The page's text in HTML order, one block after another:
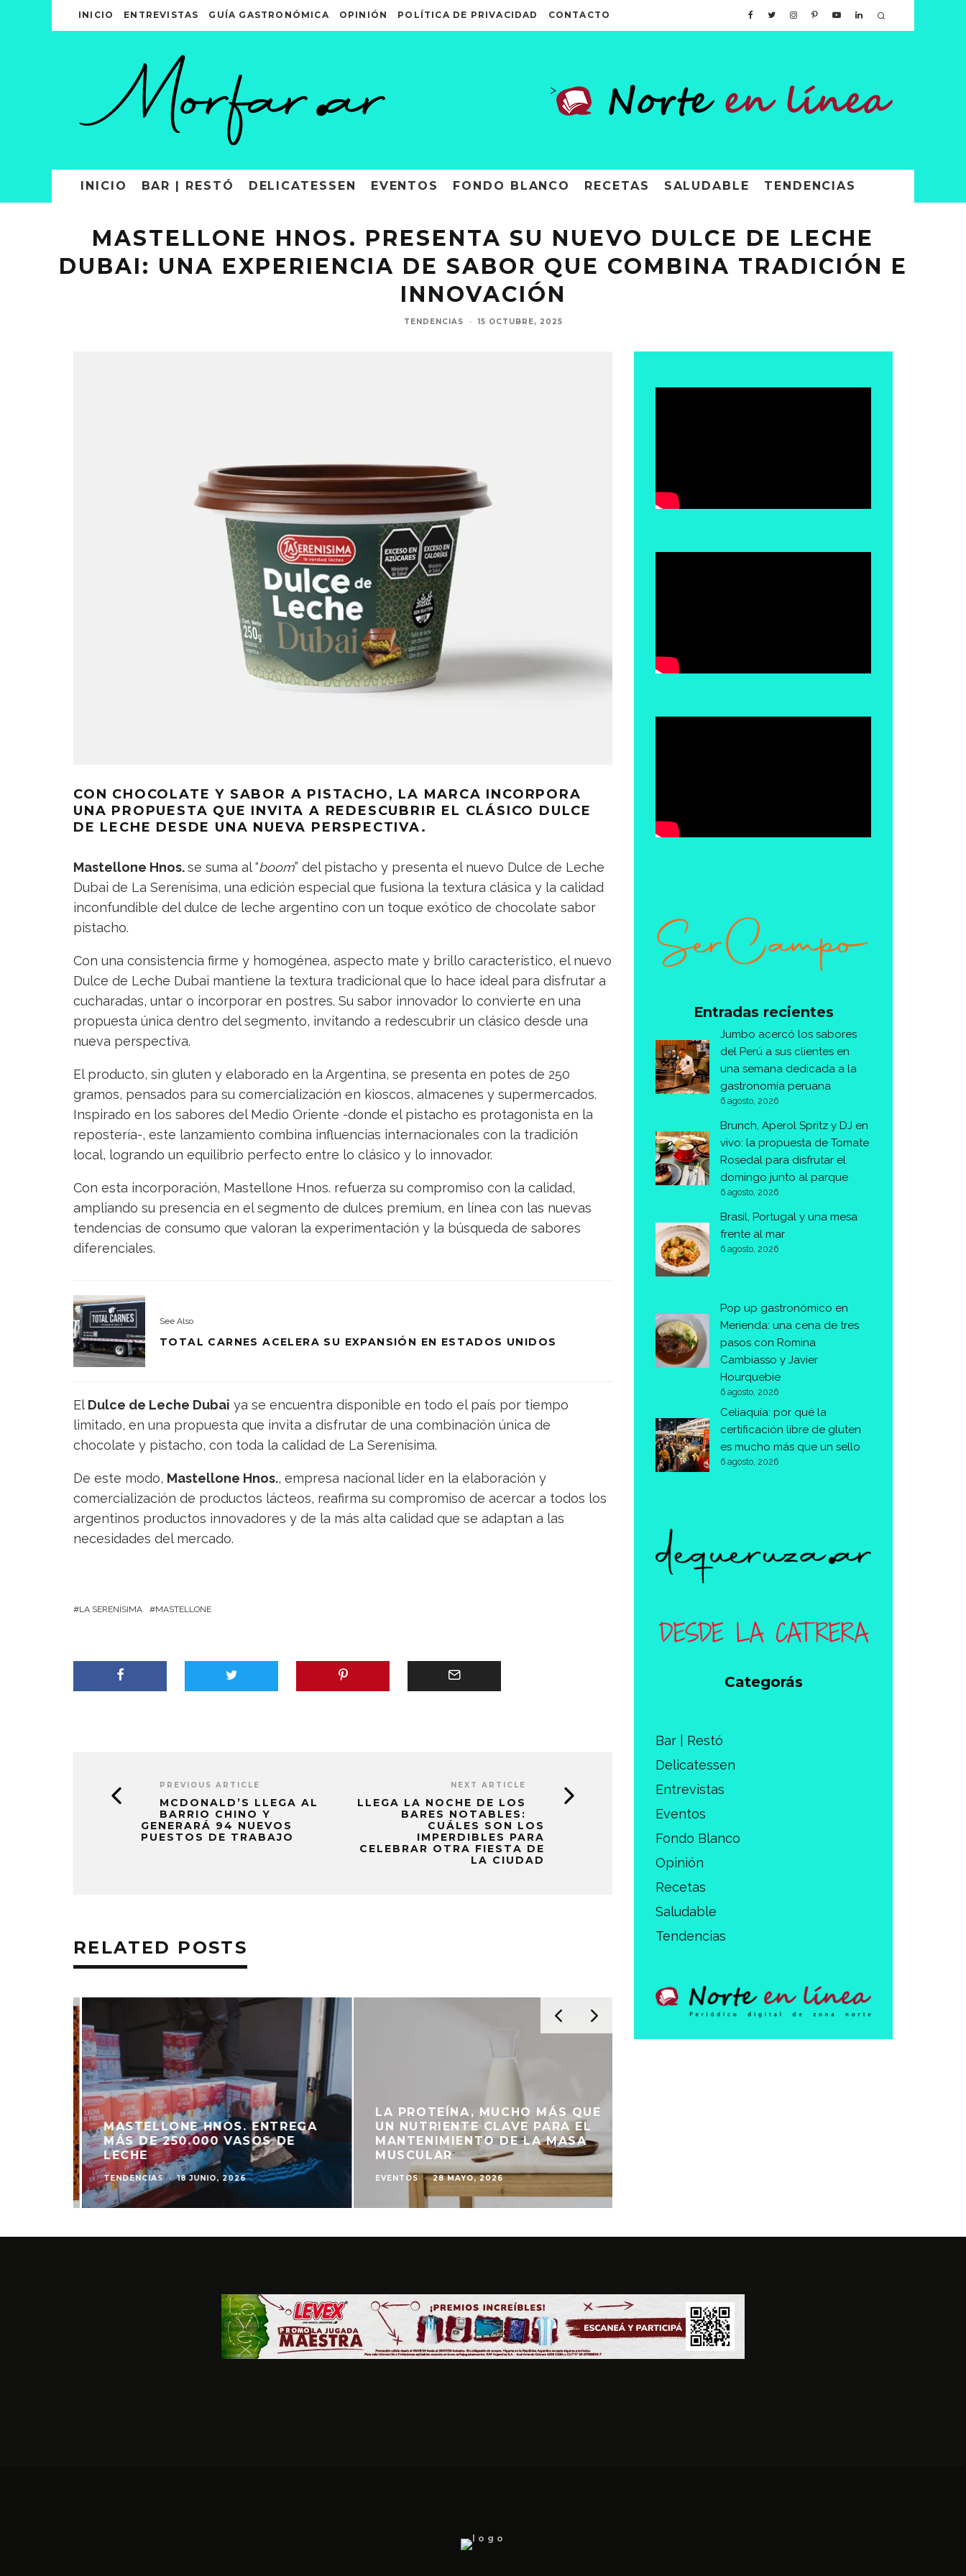
INICIO ENTREVISTAS GUÍA GASTRONÓMICA OPINIÓN POLÍTICA DE PRIVACIDAD CONTACTO
>
INICIO BAR | RESTÓ DELICATESSEN EVENTOS FONDO BLANCO RECETAS SALUDABLE TENDENCIAS
MASTELLONE HNOS. PRESENTA SU NUEVO DULCE DE LECHE
DUBAI: UNA EXPERIENCIA DE SABOR QUE COMBINA TRADICIÓN E
INNOVACIÓN
TENDENCIAS · 15 OCTUBRE, 2025
CON CHOCOLATE Y SABOR A PISTACHO, LA MARCA INCORPORA
UNA PROPUESTA QUE INVITA A REDESCUBRIR EL CLÁSICO DULCE
DE LECHE DESDE UNA NUEVA PERSPECTIVA.
Mastellone Hnos.se suma al “boom” del pistacho y presenta el nuevo Dulce de Leche
Dubai de La Serenísima, una edición especial que fusiona la textura clásica y la calidad
inconfundible del dulce de leche argentino con un toque exótico de chocolate sabor
pistacho.
Con una consistencia firme y homogénea, aspecto mate y brillo característico, el nuevo
Dulce de Leche Dubai mantiene la textura tradicional que lo hace ideal para disfrutar a
cucharadas, untar o incorporar en postres. Su sabor innovador lo convierte en una
propuesta única dentro del segmento, invitando a redescubrir un clásico desde una
nueva perspectiva.
El producto, sin gluten y elaborado en la Argentina, se presenta en potes de 250
gramos, pensados para su comercialización en kioscos, almacenes y supermercados.
Inspirado en los sabores del Medio Oriente -donde el pistacho es protagonista en la
repostería-, este lanzamiento combina influencias internacionales con la tradición
local, logrando un equilibrio perfecto entre lo clásico y lo innovador.
Con esta incorporación, Mastellone Hnos. refuerza su compromiso con la calidad,
ampliando su presencia en el segmento de dulces premium, en línea con las nuevas
tendencias de consumo que valoran la experimentación y la búsqueda de sabores
diferenciales.
See Also
TOTAL CARNES ACELERA SU EXPANSIÓN EN ESTADOS UNIDOS
El Dulce de Leche Dubai ya se encuentra disponible en todo el país por tiempo
limitado, en una propuesta que invita a disfrutar de una combinación única de
chocolate y pistacho, con toda la calidad de La Serenísima.
De este modo, Mastellone Hnos., empresa nacional líder en la elaboración y
comercialización de productos lácteos, reafirma su compromiso de acercar a todos los
argentinos productos innovadores y de la más alta calidad que se adaptan a las
necesidades del mercado.
LA SERENÍSIMA MASTELLONE
PREVIOUS ARTICLE
MCDONALD’S LLEGA AL
BARRIO CHINO Y
GENERARÁ 94 NUEVOS
PUESTOS DE TRABAJO
NEXT ARTICLE
LLEGA LA NOCHE DE LOS
BARES NOTABLES:
CUÁLES SON LOS
IMPERDIBLES PARA
CELEBRAR OTRA FIESTA DE
LA CIUDAD
RELATED POSTS
MASTELLONE HNOS. ENTREGA
MÁS DE 250.000 VASOS DE
LECHE
TENDENCIAS · 18 JUNIO, 2026
LA PROTEÍNA, MUCHO MÁS QUE
UN NUTRIENTE CLAVE PARA EL
MANTENIMIENTO DE LA MASA
MUSCULAR
EVENTOS · 28 MAYO, 2026
Entradas recientes
Jumbo acercó los sabores
del Perú a sus clientes en
una semana dedicada a la
gastronomía peruana
6 agosto, 2026
Brunch, Aperol Spritz y DJ en
vivo: la propuesta de Tomate
Rosedal para disfrutar el
domingo junto al parque
6 agosto, 2026
Brasil, Portugal y una mesa
frente al mar
6 agosto, 2026
Pop up gastronómico en
Merienda: una cena de tres
pasos con Romina
Cambiasso y Javier
Hourquebie
6 agosto, 2026
Celiaquía: por qué la
certificación libre de gluten
es mucho más que un sello
6 agosto, 2026
Categorás
Bar | Restó
Delicatessen
Entrevistas
Eventos
Fondo Blanco
Opinión
Recetas
Saludable
Tendencias